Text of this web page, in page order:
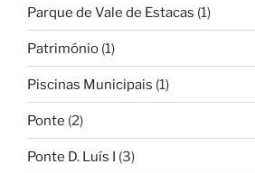
Parque de Vale de Estacas (1)
Património (1)
Piscinas Municipais (1)
Ponte (2)
Ponte D. Luís I (3)